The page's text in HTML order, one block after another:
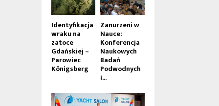
Identyfikacja
wraku na
zatoce
Gdańskiej –
Parowiec
Königsberg
Zanurzeni w
Nauce:
Konferencja
Naukowych
Badań
Podwodnych
i...